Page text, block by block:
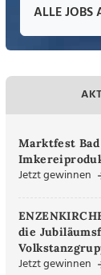
ALLE JOBS
Marktfest Bad
Jetzt gewinnen
die
Jetzt gewinnen